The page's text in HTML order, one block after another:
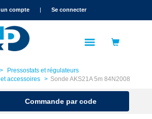
un compte | Se connecter
Pressostats et régulateurs
accessoires
Sonde AKS21A 5m 84N2008
Commande par code